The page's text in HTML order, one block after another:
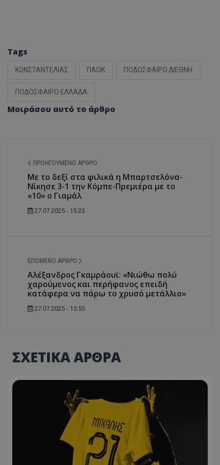
Tags
ΚΩΝΣΤΑΝΤΕΛΙΑΣ ΠΑΟΚ ΠΟΔΟΣΦΑΙΡΟ ΔΙΕΘΝΗ
ΠΟΔΟΣΦΑΙΡΟ ΕΛΛΑΔΑ
Μοιράσου αυτό το άρθρο
ΠΡΟΗΓΟΎΜΕΝΟ ΆΡΘΡΟ
Με το δεξί στα φιλικά η Μπαρτσελόνα-
Νίκησε 3-1 την Κόμπε-Πρεμιέρα με το
«10» ο Γιαμάλ
27.07.2025 - 15:23
ΕΠΌΜΕΝΟ ΆΡΘΡΟ
Αλέξανδρος Γκαμράουϊ: «Νιώθω πολύ
χαρούμενος και περήφανος επειδή
κατάφερα να πάρω το χρυσό μετάλλιο»
27.07.2025 - 15:55
ΣΧΕΤΙΚΑ ΑΡΘΡΑ